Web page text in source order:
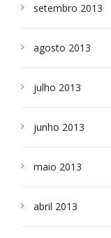
setembro 2013
agosto 2013
julho 2013
junho 2013
maio 2013
abril 2013